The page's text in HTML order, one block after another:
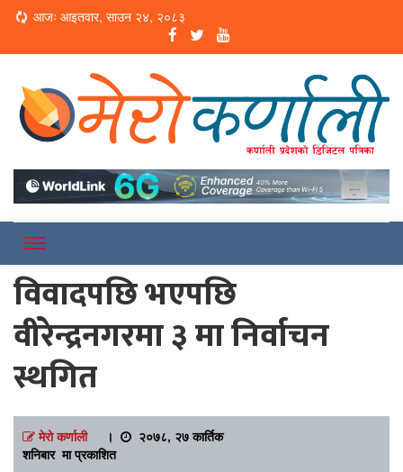
Loading...
आजः आइतवार, साउन २४, २०८३
Merokarnali
विवादपछि भएपछि
वीरेन्द्रनगरमा ३ मा निर्वाचन
स्थगित
मेरो कर्णाली।
२०७८, २७ कार्तिक
शनिबार मा प्रकाशित